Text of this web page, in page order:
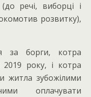
речі, виборці і
розвитку),
за борги, котра
року, і котра
житла зубожілими
оплачувати